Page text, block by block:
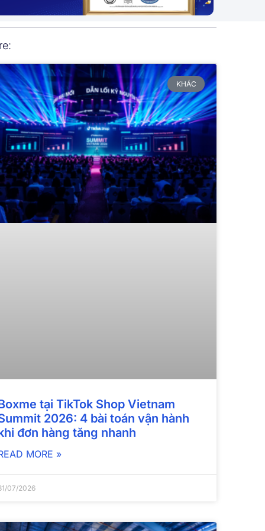
KHÁC
tại TikTok Shop Vietnam
2026: 4 bài toán vận hành
đơn hàng tăng nhanh
MORE »
07/2026